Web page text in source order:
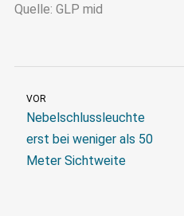
Quelle: GLP mid
VOR
Nebelschlussleuchte
erst bei weniger als 50
Meter Sichtweite